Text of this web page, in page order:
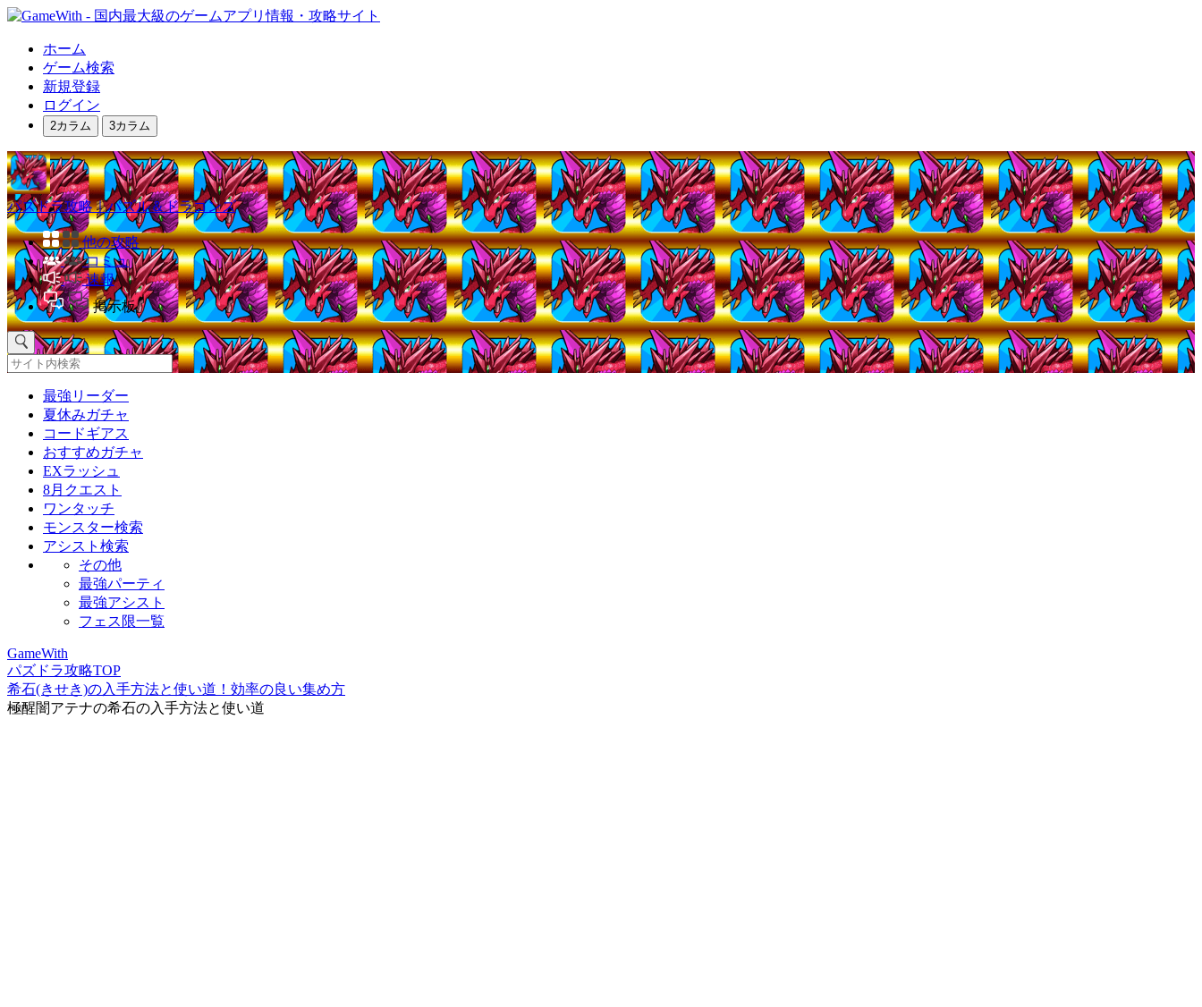
ホーム
ゲーム検索
新規登録
ログイン
2カラム 3カラム
パズドラ攻略｜パズル＆ドラゴンズ
他の攻略
コミュ
速報
掲示板
最強リーダー
夏休みガチャ
コードギアス
おすすめガチャ
EXラッシュ
8月クエスト
ワンタッチ
モンスター検索
アシスト検索
その他
最強パーティ
最強アシスト
フェス限一覧
GameWith
パズドラ攻略TOP
希石(きせき)の入手方法と使い道！効率の良い集め方
極醒闇アテナの希石の入手方法と使い道